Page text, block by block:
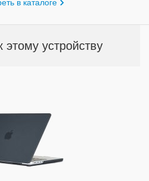
в каталоге
этому устройству